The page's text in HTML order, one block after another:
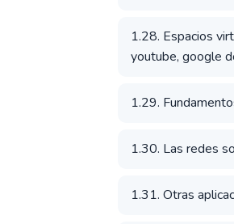
1.28. Espacios
youtube, google
1.29.
1.30. Las redes
1.31. Otras